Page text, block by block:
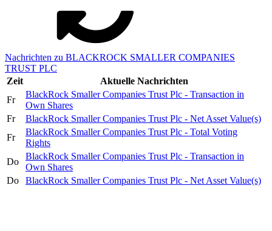
Nachrichten zu BLACKROCK SMALLER COMPANIES
TRUST PLC
Zeit
Aktuelle Nachrichten
Fr
BlackRock Smaller Companies Trust Plc - Transaction in
Own Shares
Fr
BlackRock Smaller Companies Trust Plc - Net Asset Value(s)
Fr
BlackRock Smaller Companies Trust Plc - Total Voting
Rights
Do
BlackRock Smaller Companies Trust Plc - Transaction in
Own Shares
Do
BlackRock Smaller Companies Trust Plc - Net Asset Value(s)